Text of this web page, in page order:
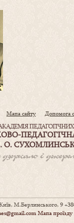
Мапа сайту Допомога
О.
М.Берлинського, 9
Мапа проїзду